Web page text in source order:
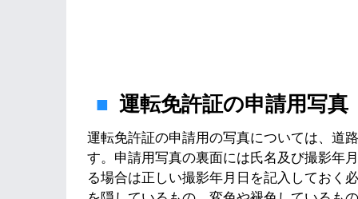
運転免許証の申請用写真
運転免許証の申請用の写真については、道
す。申請用写真の裏面には氏名及び撮影年
る場合は正しい撮影年月日を記入しておく